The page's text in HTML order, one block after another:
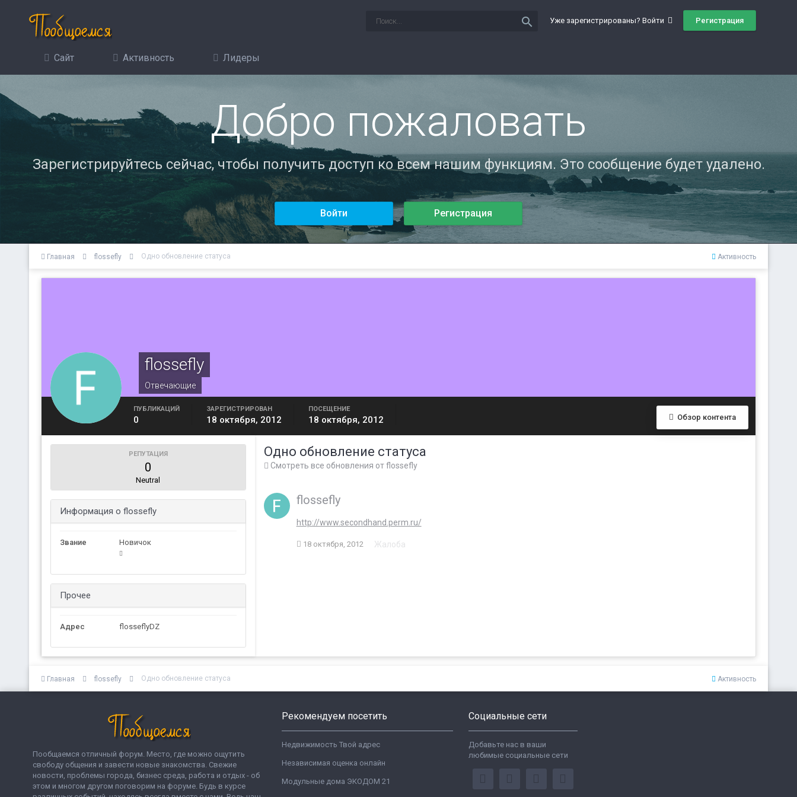
Уже зарегистрированы? Войти Регистрация
search
Сайт Активность Лидеры
Добро пожаловать
Зарегистрируйтесь сейчас, чтобы получить доступ ко всем нашим функциям. Это сообщение будет удалено.
Войти Регистрация
Активность
Главная flossefly Одно обновление статуса
flossefly
Отвечающие
Обзор контента
ПУБЛИКАЦИЙ
0
ЗАРЕГИСТРИРОВАН
18 октября, 2012
ПОСЕЩЕНИЕ
18 октября, 2012
РЕПУТАЦИЯ
0
Neutral
Информация о flossefly
Звание Новичок
Прочее
Адрес flosseflyDZ
Одно обновление статуса
Смотреть все обновления от flossefly
flossefly
http://www.secondhand.perm.ru/
18 октября, 2012 Жалоба
Активность
Главная flossefly Одно обновление статуса
Пообщаемся отличный форум. Место, где можно ощутить
свободу общения и завести новые знакомства. Свежие
новости, проблемы города, бизнес среда, работа и отдых - об
этом и многом другом поговорим на форуме. Будь в курсе
Рекомендуем посетить
Недвижимость Твой адрес
Независимая оценка онлайн
Модульные дома ЭКОДОМ 21
Социальные сети
Добавьте нас в ваши
любимые социальные сети